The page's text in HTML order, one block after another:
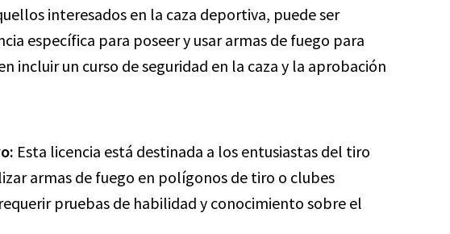
interesados en la caza deportiva, puede ser
específica para poseer y usar armas de fuego para
incluir un curso de seguridad en la caza y la aprobación
Esta licencia está destinada a los entusiastas del tiro
armas de fuego en polígonos de tiro o clubes
pruebas de habilidad y conocimiento sobre el